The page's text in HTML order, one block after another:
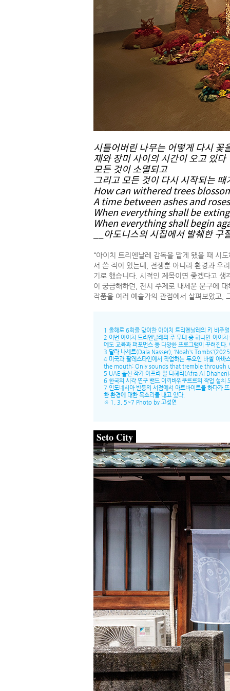
시들어버린 나무는 어떻게 다시 꽃
재와 장미 사이의 시간이 오고 있다
모든 것이 소멸되고
그리고 모든 것이 다시 시작되는 때
How can withered trees
A time between ashes and
When everything shall be
When everything shall begin
__아도니스의 시집에서 발췌한 구
“아이치 트리엔날레 감독을 맡게 됐을 때 시
서 쓴 적이 있는데, 전쟁뿐 아니라 환경과 우
기로 했습니다. 시적인 제목이면 좋겠다고
이 궁금해하던, 전시 주제로 내세운 문구에
작품을 여러 예술가의 관점에서 살펴보았고,
1 올해로 6회를 맞이한 아이치 트리엔날레의 키 비주
2 이번 아이치 트리엔날레의 주 무대 중 하나인 아이
에도 교육과 퍼포먼스 등 다양한 프로그램이 꾸려진다
3 달라 나세르(Dala Nasser), ‘Noah’s
4 미국과 팔레스타인에서 작업하는 듀오인 바셀 아
the mouth: Only sounds that tremble through
5 UAE 출신 작가 아프라 알 다헤리(Afra Al Dhaheri)
6 한국의 시각 연구 밴드 이끼바위쿠르르의 작업 설치
7 인도네시아 반둥의 서점에서 아르바이트를 하다
한 환경에 대한 목소리를 내고 있다.
※ 1, 3, 5~7 Photo by 고성연
Seto City
8